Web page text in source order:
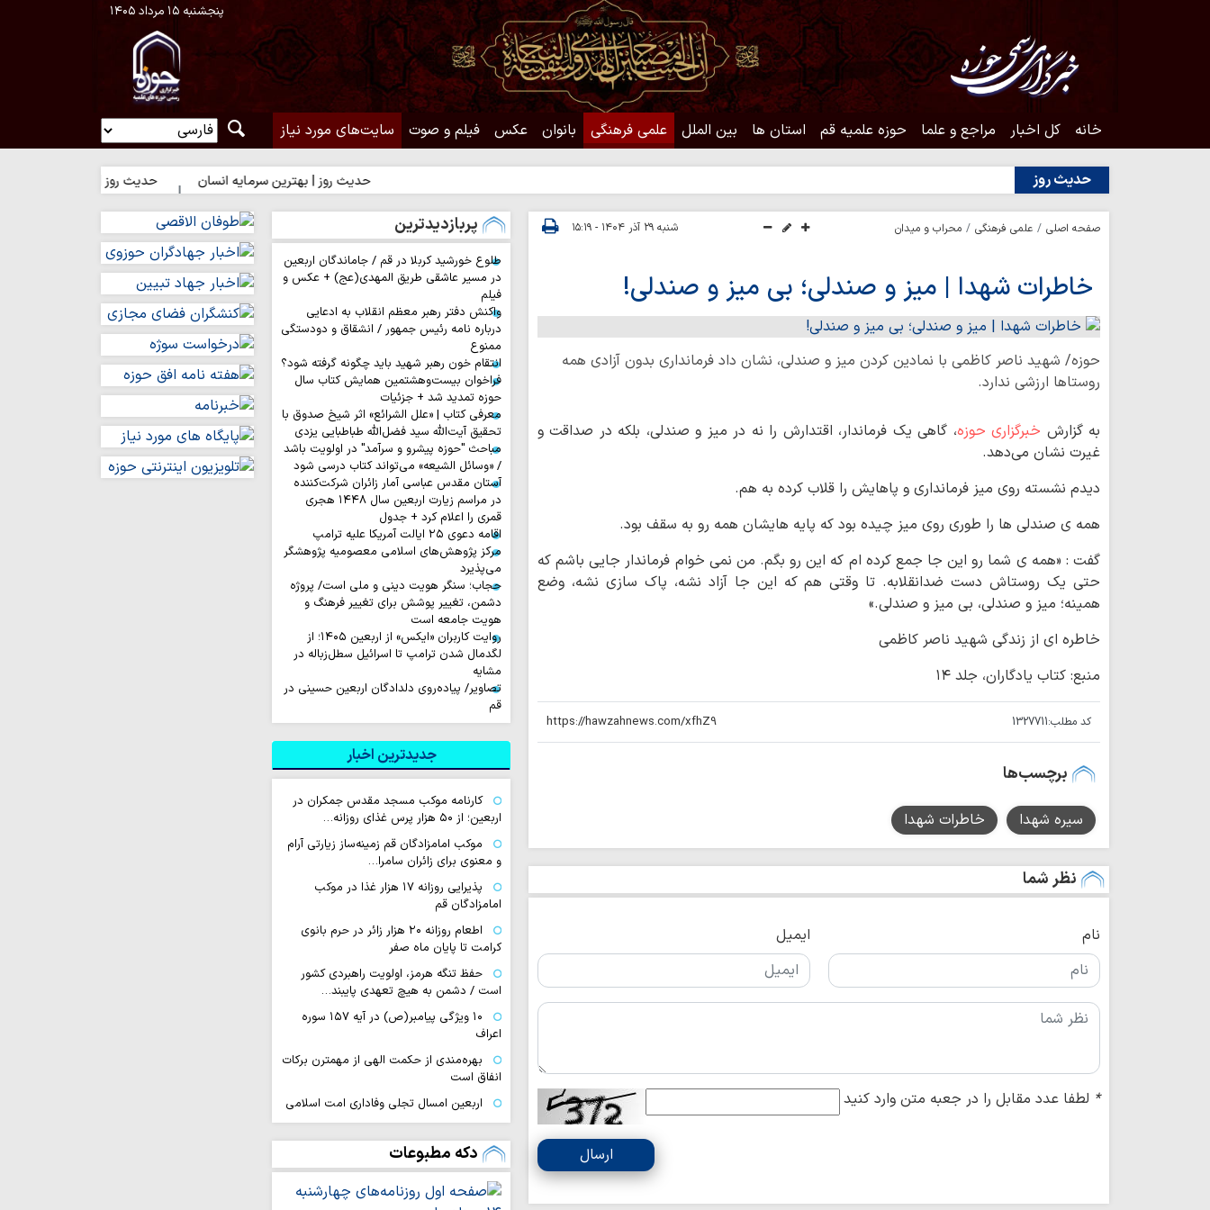
پنجشنبه ۱۵ مرداد ۱۴۰۵
خانه کل اخبار مراجع و علما حوزه علمیه قم استان ها بین الملل علمی فرهنگی بانوان عکس فیلم و صوت سایت‌های مورد نیاز
حدیث روز حدیث روز | بهترین سرمایه انسان حدیث روز | شکیبایی بر تلخی حق
صفحه اصلی علمی فرهنگی محراب و میدان شنبه ۲۹ آذر ۱۴۰۴ - ۱۵:۱۹
خاطرات شهدا | میز و صندلی؛ بی میز و صندلی!
حوزه/ شهید ناصر کاظمی با نمادین کردن میز و صندلی، نشان داد فرمانداری بدون آزادی همه
روستاها ارزشی ندارد.
به گزارش خبرگزاری حوزه، گاهی یک فرماندار، اقتدارش را نه در میز و صندلی، بلکه در صداقت و
غیرت نشان می‌دهد.
دیدم نشسته روی میز فرمانداری و پاهایش را قلاب کرده به هم.
همه ی صندلی ها را طوری روی میز چیده بود که پایه هایشان همه رو به سقف بود.
گفت : «همه ی شما رو این جا جمع کرده ام که این رو بگم. من نمی خوام فرماندار جایی باشم که
حتی یک روستاش دست ضدانقلابه. تا وقتی هم که این جا آزاد نشه، پاک سازی نشه، وضع
همینه؛ میز و صندلی، بی میز و صندلی.»
خاطره ای از زندگی شهید ناصر کاظمی
منبع: کتاب یادگاران، جلد ۱۴
کد مطلب:1327711
برچسب‌ها
سیره شهدا خاطرات شهدا
نظر شما
نام ایمیل
* لطفا عدد مقابل را در جعبه متن وارد کنید
ارسال
پربازدیدترین
طلوع خورشید کربلا در قم / جاماندگان اربعین
در مسیر عاشقی طریق المهدی(عج) + عکس و
فیلم
واکنش دفتر رهبر معظم انقلاب به ادعایی
درباره نامه رئیس جمهور / انشقاق و دودستگی
ممنوع
انتقام خون رهبر شهید باید چگونه گرفته شود؟
فراخوان بیست‌وهشتمین همایش کتاب سال
حوزه تمدید شد + جزئیات
معرفی کتاب | «علل الشرائع» اثر شیخ صدوق با
تحقیق آیت‌الله سید فضل‌الله طباطبایی یزدی
مباحث "حوزه پیشرو و سرآمد" در اولویت باشد
/ «وسائل الشیعه» می‌تواند کتاب درسی شود
آستان مقدس عباسی آمار زائران شرکت‌کننده
در مراسم زیارت اربعین سال ۱۴۴۸ هجری
قمری را اعلام کرد + جدول
اقامه دعوی ۲۵ ایالت آمریکا علیه ترامپ
مرکز پژوهش‌های اسلامی معصومیه پژوهشگر
می‌پذیرد
حجاب؛ سنگر هویت دینی و ملی است/ پروژه
دشمن، تغییر پوشش برای تغییر فرهنگ و
هویت جامعه است
روایت‌ کاربران «ایکس» از اربعین ۱۴۰۵؛ از
لگدمال شدن ترامپ تا اسرائیل سطل‌زباله‌ در
مشایه
تصاویر/ پیاده‌روی دلدادگان اربعین حسینی در
قم
جدیدترین اخبار
کارنامه موکب مسجد مقدس جمکران در
اربعین؛ از ۵۰ هزار پرس غذای روزانه…
موکب امامزادگان قم زمینه‌ساز زیارتی آرام
و معنوی برای زائران سامرا…
پذیرایی روزانه ۱۷ هزار غذا در موکب
امامزادگان قم
اطعام روزانه ۲۰ هزار زائر در حرم بانوی
کرامت تا پایان ماه صفر
حفظ تنگه هرمز، اولویت راهبردی کشور
است / دشمن به هیچ تعهدی پایبند…
۱۰ ویژگی پیامبر(ص) در آیه ۱۵۷ سوره
اعراف
بهره‌مندی از حکمت الهی از مهمترن برکات
انفاق است
اربعین امسال تجلی وفاداری امت اسلامی
به قائد شهید بود
اردوگاه جدید دانش‌آموزی در منطقه فردو
قم احداث می‌شود
صیانت از هویت دینی و فرهنگی، نیازمند
دکه مطبوعات